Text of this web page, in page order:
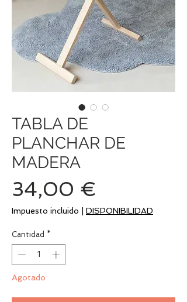
TABLA DE
PLANCHAR DE
MADERA
34,00 €
Impuesto incluido DISPONIBILIDAD
Cantidad *
Agotado